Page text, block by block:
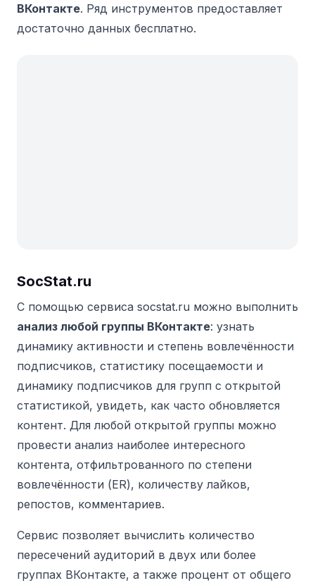
ВКонтакте. Ряд инструментов предоставляет
достаточно данных бесплатно.
SocStat.ru
С помощью сервиса socstat.ru можно выполнить
анализ любой группы ВКонтакте: узнать
динамику активности и степень вовлечённости
подписчиков, статистику посещаемости и
динамику подписчиков для групп с открытой
статистикой, увидеть, как часто обновляется
контент. Для любой открытой группы можно
провести анализ наиболее интересного
контента, отфильтрованного по степени
вовлечённости (ER), количеству лайков,
репостов, комментариев.
Сервис позволяет вычислить количество
пересечений аудиторий в двух или более
группах ВКонтакте, а также процент от общего